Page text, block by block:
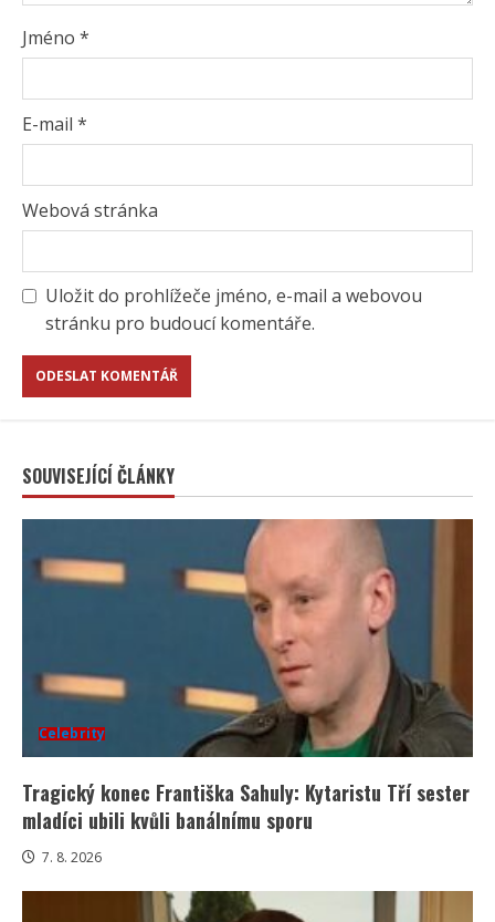
Jméno *
E-mail *
Webová stránka
Uložit do prohlížeče jméno, e-mail a webovou
stránku pro budoucí komentáře.
SOUVISEJÍCÍ ČLÁNKY
Celebrity
Tragický konec Františka Sahuly: Kytaristu Tří sester
mladíci ubili kvůli banálnímu sporu
7. 8. 2026